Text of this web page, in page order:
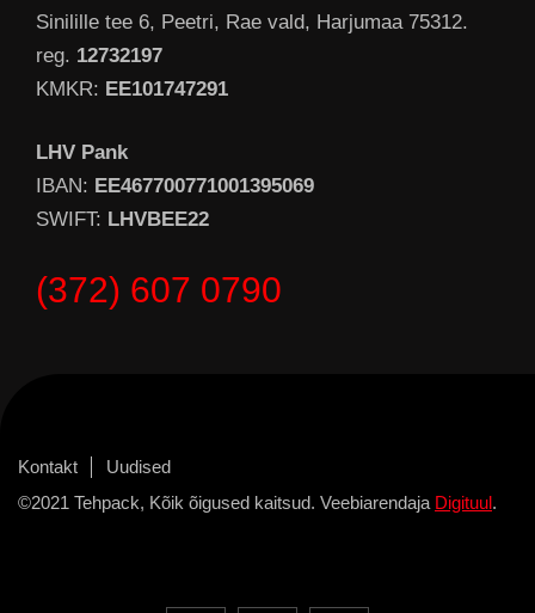
Sinilille tee 6, Peetri, Rae vald, Harjumaa 75312.
reg. 12732197
KMKR: EE101747291
LHV Pank
IBAN: EE467700771001395069
SWIFT: LHVBEE22
(372) 607 0790
Kontakt
Uudised
©2021 Tehpack, Kõik õigused kaitsud. Veebiarendaja Digituul.